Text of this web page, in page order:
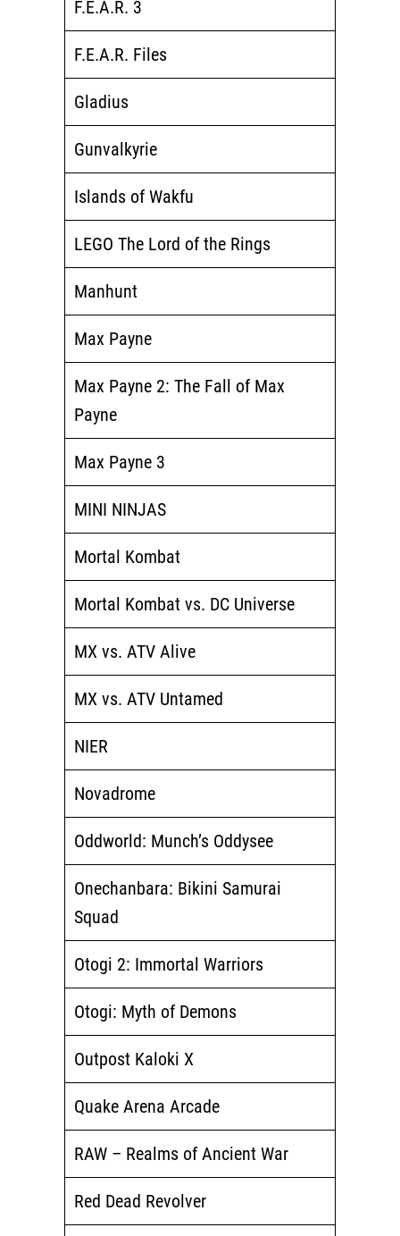
F.E.A.R. 3
F.E.A.R. Files
Gladius
Gunvalkyrie
Islands of Wakfu
LEGO The Lord of the Rings
Manhunt
Max Payne
Max Payne 2: The Fall of Max
Payne
Max Payne 3
MINI NINJAS
Mortal Kombat
Mortal Kombat vs. DC Universe
MX vs. ATV Alive
MX vs. ATV Untamed
NIER
Novadrome
Oddworld: Munch’s Oddysee
Onechanbara: Bikini Samurai
Squad
Otogi 2: Immortal Warriors
Otogi: Myth of Demons
Outpost Kaloki X
Quake Arena Arcade
RAW – Realms of Ancient War
Red Dead Revolver